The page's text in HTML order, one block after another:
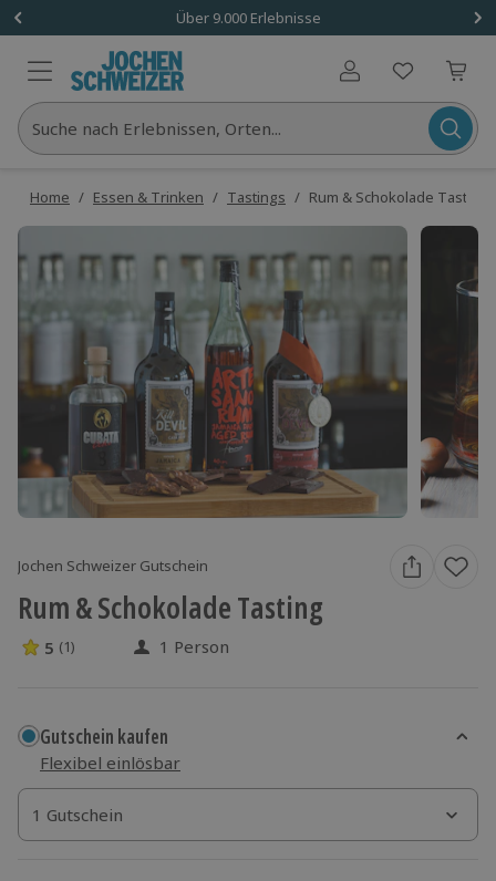
Über 9.000 Erlebnisse
Benutzerkonto
Suche nach Erlebnissen, Orten...
Home / Essen & Trinken / Tastings / Rum & Schokolade Tasting
Jochen Schweizer Gutschein
Rum & Schokolade Tasting
5 Sterne von 5 aus 1 Bewertungen
5 (1) 1 Person
Gutschein kaufen
Flexibel einlösbar
1 Gutschein
1 Gutschein
1 Gutschein